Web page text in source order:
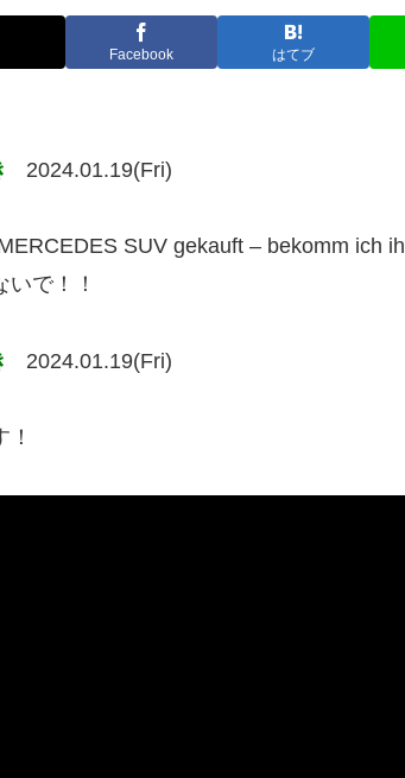
Facebook はてブ
2024.01.19(Fri)
SUV gekauft – bekomm ich
で！！
2024.01.19(Fri)